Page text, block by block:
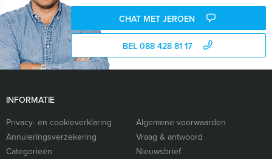
CHAT MET JEROEN
BEL 088 428 81 17
INFORMATIE
Privacy- en cookieverklaring
Algemene voorwaarden
Annuleringsverzekering
Vraag & antwoord
Categorieën
Nieuwsbrief